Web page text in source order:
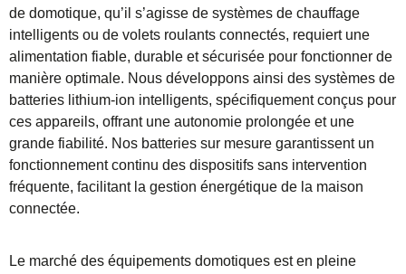
de domotique, qu’il s’agisse de systèmes de chauffage
intelligents ou de volets roulants connectés, requiert une
alimentation fiable, durable et sécurisée pour fonctionner de
manière optimale. Nous développons ainsi des systèmes de
batteries lithium-ion intelligents, spécifiquement conçus pour
ces appareils, offrant une autonomie prolongée et une
grande fiabilité. Nos batteries sur mesure garantissent un
fonctionnement continu des dispositifs sans intervention
fréquente, facilitant la gestion énergétique de la maison
connectée.
Le marché des équipements domotiques est en pleine